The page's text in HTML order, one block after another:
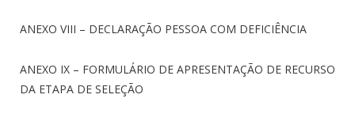
ANEXO VIII – DECLARAÇÃO PESSOA COM DEFICIÊNCIA
ANEXO IX – FORMULÁRIO DE APRESENTAÇÃO DE RECURSO
DA ETAPA DE SELEÇÃO